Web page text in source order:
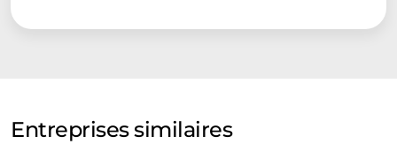
Entreprises similaires